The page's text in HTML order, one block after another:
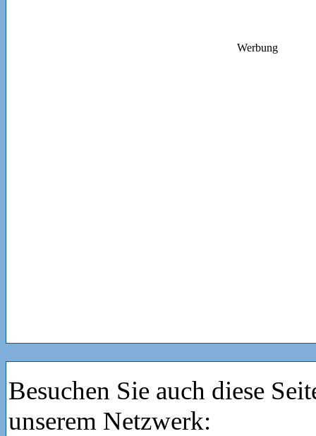
Werbung
Besuchen Sie auch diese
unserem Netzwerk: